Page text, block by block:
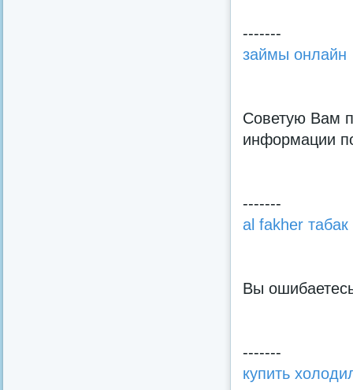
-------
займы онлайн
Советую Вам
информации
-------
al fakher табак
Вы
-------
купить